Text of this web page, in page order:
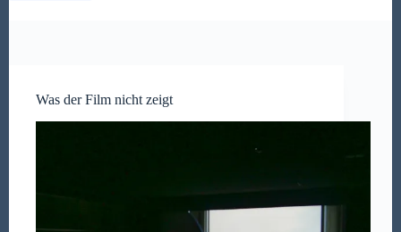
Was der Film nicht zeigt